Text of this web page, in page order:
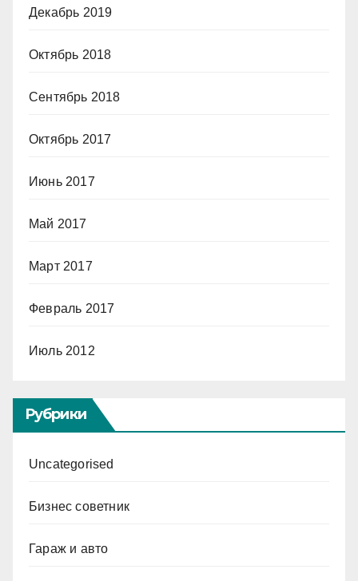
Декабрь 2019
Октябрь 2018
Сентябрь 2018
Октябрь 2017
Июнь 2017
Май 2017
Март 2017
Февраль 2017
Июль 2012
Рубрики
Uncategorised
Бизнес советник
Гараж и авто